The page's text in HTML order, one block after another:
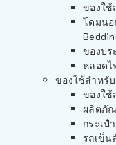
ของใช้
โดมนอ
ของปร
หลอดไ
ของใช้สำหรั
ของใช้
ผลิตภั
กระเป๋
รถเข็น